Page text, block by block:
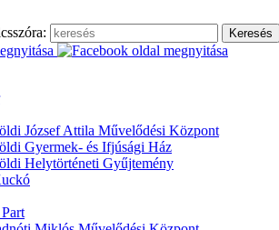
József Attila Művelődési Központ
Gyermek- és Ifjúsági Ház
Helytörténeti Gyűjtemény